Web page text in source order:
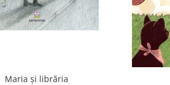
Maria și librăria